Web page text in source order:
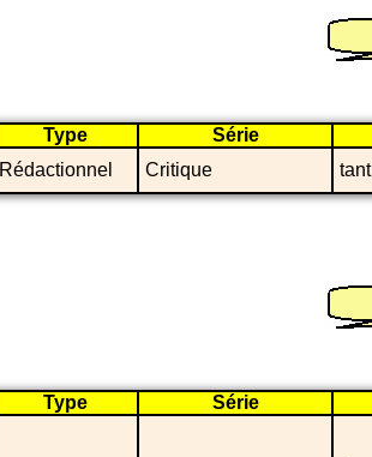
Type
Série
Rédactionnel Critique
Type Série